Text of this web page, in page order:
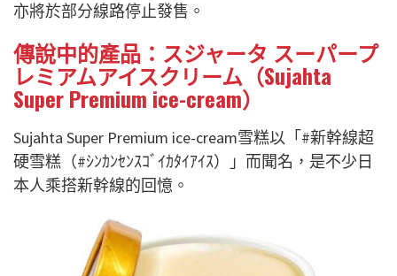
亦將於部分線路停止發售。
傳說中的產品：スジャータ スーパープ
レミアムアイスクリーム（Sujahta
Super Premium ice-cream）
Sujahta Super Premium ice-cream雪糕以「#新幹線超
硬雪糕（#ｼﾝｶﾝｾﾝｽｺﾞｲｶﾀｲｱｲｽ）」而聞名，是不少日
本人乘搭新幹線的回憶。